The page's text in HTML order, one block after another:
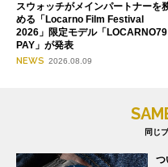
スウォッチがメインパートナーを
める「Locarno Film Festival
2026」限定モデル「LOCARNO79
PAY」が発表
NEWS 2026.08.09
同じ
つ